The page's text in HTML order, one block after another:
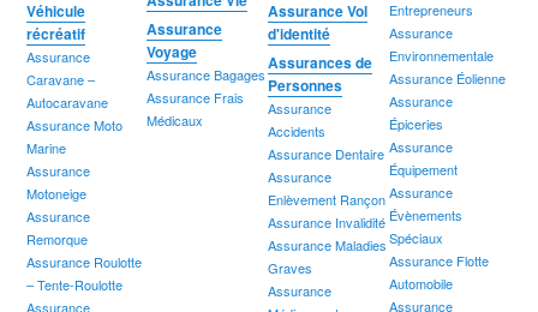
Entrepreneurs
Assurance
Environnementale
Assurance Éolienne
Assurance
Épiceries
Assurance
Équipement
Assurance
Évènements
Spéciaux
Assurance Flotte
Automobile
Assurance
Véhicule
récréatif
Assurance
Caravane –
Autocaravane
Assurance Moto
Marine
Assurance
Motoneige
Assurance
Remorque
Assurance Roulotte
– Tente-Roulotte
Assurance
Assurance Vol
d'identité
Assurance
Voyage
Assurance Bagages
Assurance Frais
Médicaux
Assurances de
Personnes
Assurance
Accidents
Assurance Dentaire
Assurance
Enlèvement Rançon
Assurance Invalidité
Assurance Maladies
Graves
Assurance